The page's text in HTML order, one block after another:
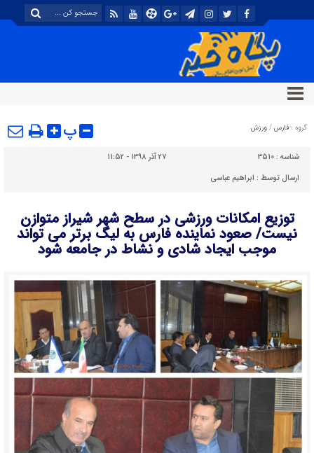
گروه : فارس / ورزش پ
شناسه : 3510
27 آذر 1398 - 11:52
ارسال توسط : ابراهیم عباسی
توزیع امکانات ورزشی در سطح شهر شیراز متوازن
نیست/ صعود نماینده فارس به لیگ برتر می تواند
موجب ایجاد شادی و نشاط در جامعه شود